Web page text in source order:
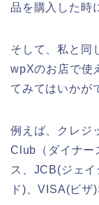
品を購入した時
そして、私と同
wpXのお店で使
てみてはいかが
例えば、クレジ
Club（ダイナー
ス、JCB(ジェ
ド)、VISA(ビザ